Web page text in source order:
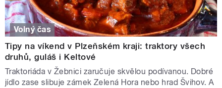
Volný čas
Tipy na víkend v Plzeňském kraji: traktory všech
druhů, guláš i Keltové
Traktoriáda v Žebnici zaručuje skvělou podívanou. Dobré
jídlo zase slibuje zámek Zelená Hora nebo hrad Švihov. A